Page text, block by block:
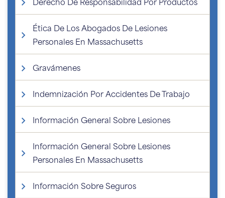
Ética De Los Abogados De Lesiones
Personales En Massachusetts
Gravámenes
Indemnización Por Accidentes De Trabajo
Información General Sobre Lesiones
Información General Sobre Lesiones
Personales En Massachusetts
Información Sobre Seguros